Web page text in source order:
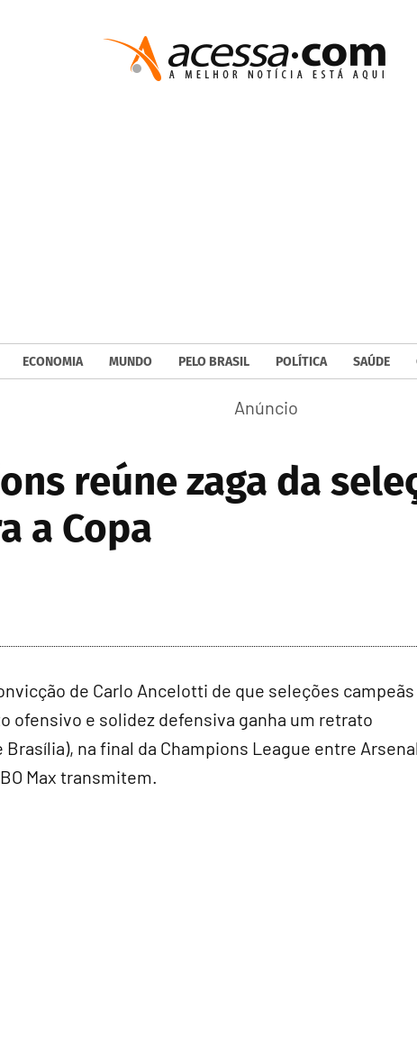
ECONOMIA MUNDO PELO BRASIL POLÍTICA SAÚDE
reúne zaga da
a Copa
de Carlo Ancelotti de que seleções campeãs
ofensivo e solidez defensiva ganha um retrato
Brasília), na final da Champions League entre Arsenal
Max transmitem.